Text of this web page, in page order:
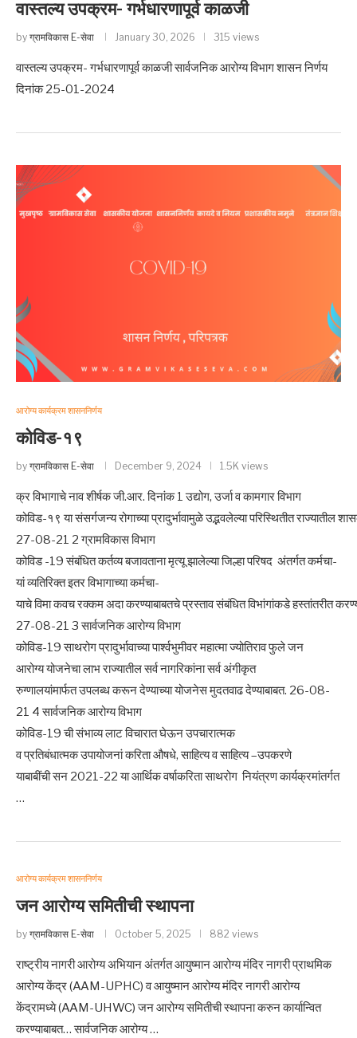
वास्तल्य उपक्रम- गर्भधारणापूर्व काळजी
by ग्रामविकास E-सेवा January 30, 2026 315 views
वास्तल्य उपक्रम- गर्भधारणापूर्व काळजी सार्वजनिक आरोग्य विभाग शासन निर्णय
दिनांक 25-01-2024
आरोग्य कार्यक्रम शासननिर्णय
कोविड-१९
by ग्रामविकास E-सेवा December 9, 2024 1.5K views
क्र विभागाचे नाव शीर्षक जी.आर. दिनांक 1 उद्योग, उर्जा व कामगार विभाग
कोविड-१९ या संसर्गजन्य रोगाच्या प्रादुर्भावामुळे उद्भवलेल्या परिस्थितीत
27-08-21 2 ग्रामविकास विभाग
कोविड -19 संबंधित कर्तव्य बजावताना मृत्यू झालेल्या जिल्हा परिषद अंतर्गत कर्मचा-
यां व्यतिरिक्त इतर विभागाच्या कर्मचा-
याचे विमा कवच रक्कम अदा करण्याबाबतचे प्रस्ताव संबंधित विभांगांकडे हस्तांतरीत
27-08-21 3 सार्वजनिक आरोग्य विभाग
कोविड-19 साथरोग प्रादुर्भावाच्या पार्श्वभुमीवर महात्मा ज्योतिराव फुले जन
आरोग्य योजनेचा लाभ राज्यातील सर्व नागरिकांना सर्व अंगीकृत
रुग्णालयांमार्फत उपलब्ध करून देण्याच्या योजनेस मुदतवाढ देण्याबाबत. 26-08-
21 4 सार्वजनिक आरोग्य विभाग
कोविड-19 ची संभाव्य लाट विचारात घेऊन उपचारात्मक
व प्रतिबंधात्मक उपायोजनां करिता औषधे, साहित्य व साहित्य –उपकरणे
याबाबींची सन 2021-22 या आर्थिक वर्षाकरिता साथरोग नियंत्रण कार्यक्रमांतर्गत
…
आरोग्य कार्यक्रम शासननिर्णय
जन आरोग्य समितीची स्थापना
by ग्रामविकास E-सेवा October 5, 2025 882 views
राष्ट्रीय नागरी आरोग्य अभियान अंतर्गत आयुष्मान आरोग्य मंदिर नागरी प्राथमिक
आरोग्य केंद्र (AAM-UPHC) व आयुष्मान आरोग्य मंदिर नागरी आरोग्य
केंद्रामध्ये (AAM-UHWC) जन आरोग्य समितीची स्थापना करुन कार्यान्वित
करण्याबाबत… सार्वजनिक आरोग्य …